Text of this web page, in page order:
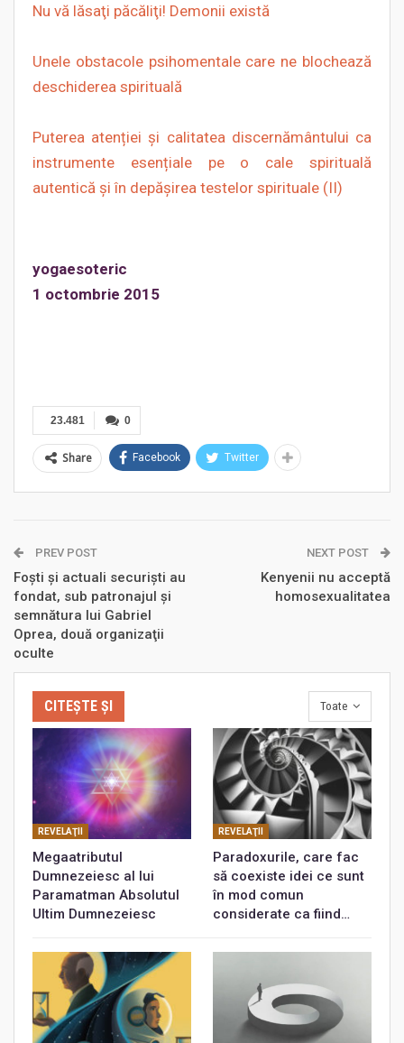
Nu vă lăsaţi păcăliţi! Demonii există
Unele obstacole psihomentale care ne blochează
deschiderea spirituală
Puterea atenției și calitatea discernământului ca
instrumente esențiale pe o cale spirituală
autentică și în depășirea testelor spirituale (II)
yogaesoteric
1 octombrie 2015
0
23.481
Share Facebook Twitter
PREV POST
Foști și actuali securişti au
fondat, sub patronajul și
semnătura lui Gabriel
Oprea, două organizaţii
oculte
NEXT POST
Kenyenii nu acceptă
homosexualitatea
Toate
CITEȘTE ȘI
REVELAŢII
Megaatributul
Dumnezeiesc al lui
Paramatman Absolutul
Ultim Dumnezeiesc
REVELAŢII
Paradoxurile, care fac
să coexiste idei ce sunt
în mod comun
considerate ca fiind…